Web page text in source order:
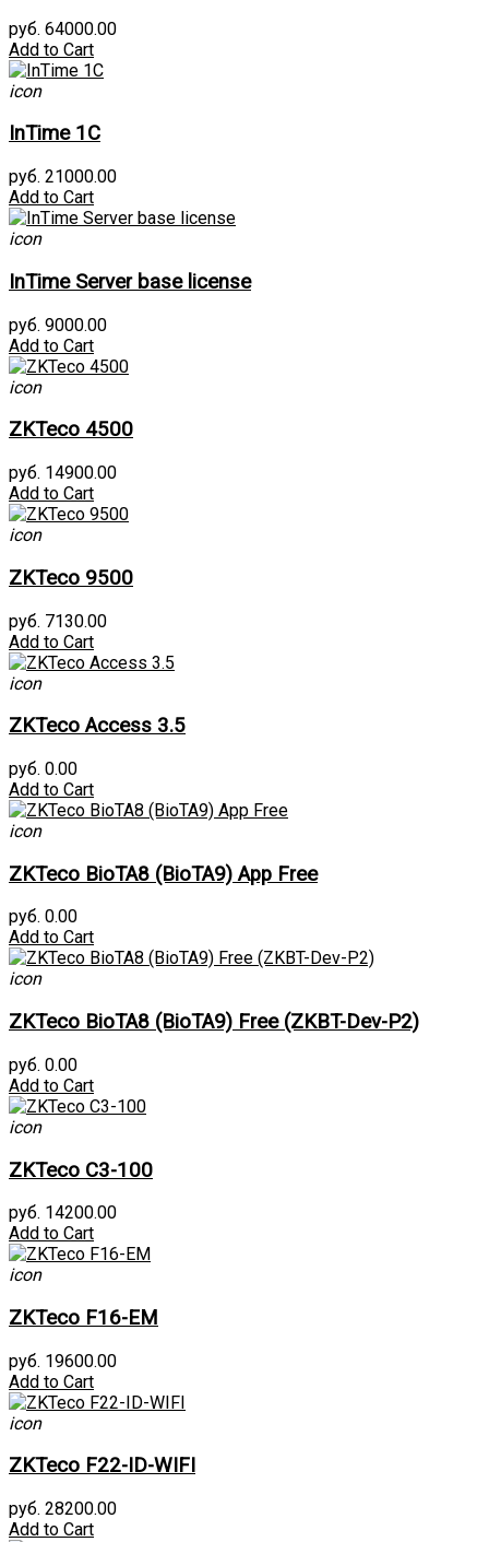
руб. 64000.00
Add to Cart
icon
InTime 1С
руб. 21000.00
Add to Cart
icon
InTime Server base license
руб. 9000.00
Add to Cart
icon
ZKTeco 4500
руб. 14900.00
Add to Cart
icon
ZKTeco 9500
руб. 7130.00
Add to Cart
icon
ZKTeco Access 3.5
руб. 0.00
Add to Cart
icon
ZKTeco BioTA8 (BioTA9) App Free
руб. 0.00
Add to Cart
icon
ZKTeco BioTA8 (BioTA9) Free (ZKBT-Dev-P2)
руб. 0.00
Add to Cart
icon
ZKTeco C3-100
руб. 14200.00
Add to Cart
icon
ZKTeco F16-EM
руб. 19600.00
Add to Cart
icon
ZKTeco F22-ID-WIFI
руб. 28200.00
Add to Cart